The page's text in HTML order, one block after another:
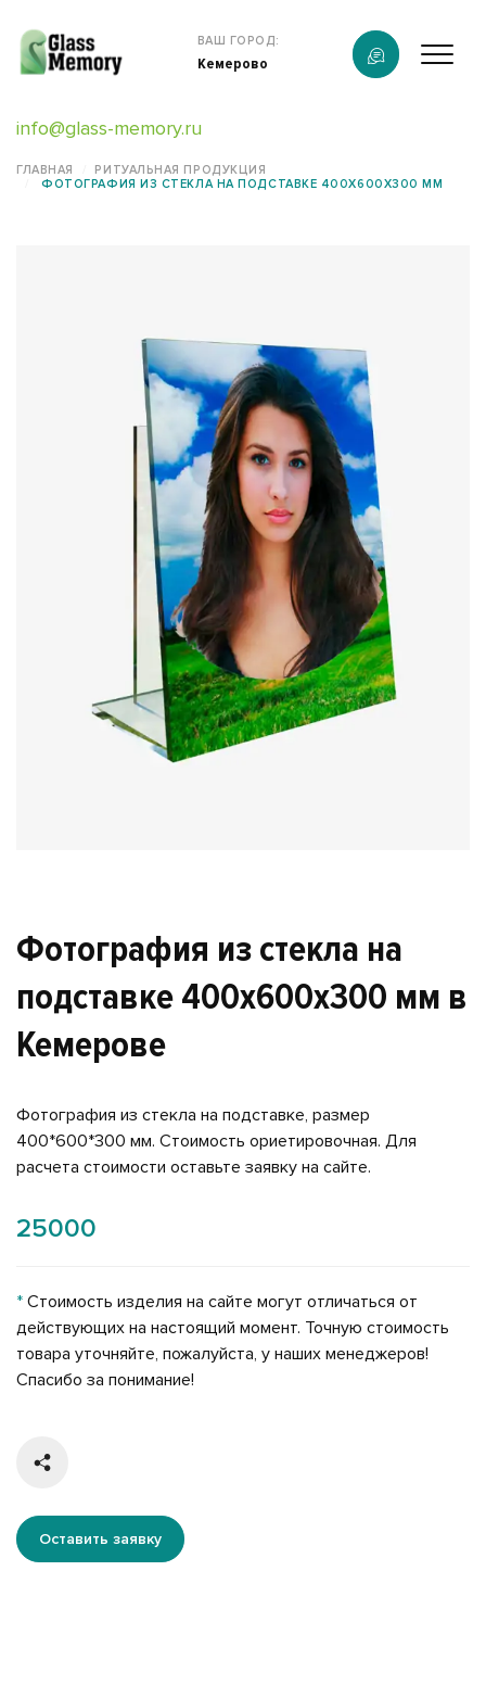
info@glass-memory.ru
ВАШ ГОРОД:
Кемерово
Продукция
Наши работы
информация
Контакты
ГЛАВНАЯ
РИТУАЛЬНАЯ ПРОДУКЦИЯ
ФОТОГРАФИЯ ИЗ СТЕКЛА НА ПОДСТАВКЕ 400X600X300 ММ
Фотография из стекла на
подставке 400x600x300 мм в
Кемерове
Фотография из стекла на подставке, размер
400*600*300 мм. Стоимость ориетировочная. Для
расчета стоимости оставьте заявку на сайте.
25000
* Стоимость изделия на сайте могут отличаться от
действующих на настоящий момент. Точную стоимость
товара уточняйте, пожалуйста, у наших менеджеров!
Спасибо за понимание!
Оставить заявку